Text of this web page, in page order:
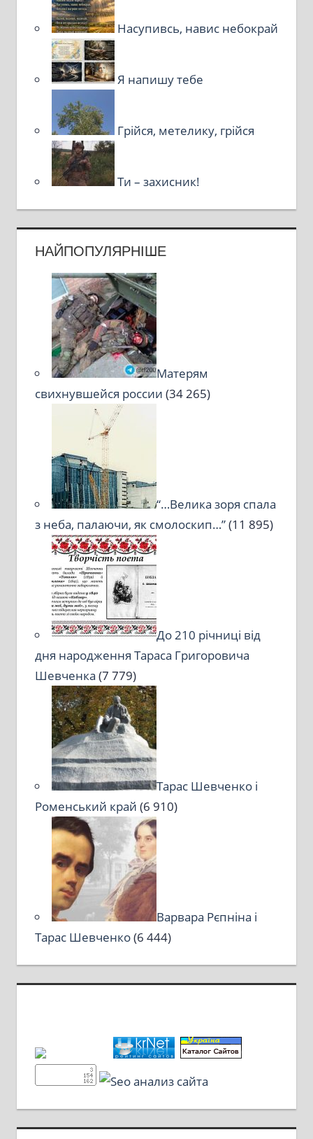
Насупивсь, навис небокрай
Я напишу тебе
Грійся, метелику, грійся
Ти – захисник!
НАЙПОПУЛЯРНІШЕ
Матерям
свихнувшейся россии (34 265)
“…Велика зоря спала
з неба, палаючи, як смолоскип…”(11 895)
До 210 річниці від
дня народження Тараса Григоровича
Шевченка (7 779)
Тарас Шевченко і
Роменський край (6 910)
Варвара Рєпніна і
Тарас Шевченко(6 444)